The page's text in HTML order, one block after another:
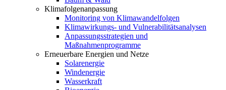
Klimafolgenanpassung
Monitoring von Klimawandelfolgen
Klimawirkungs- und Vulnerabilitätsanalysen
Anpassungsstrategien und
Maßnahmenprogramme
Erneuerbare Energien und Netze
Solarenergie
Windenergie
Wasserkraft